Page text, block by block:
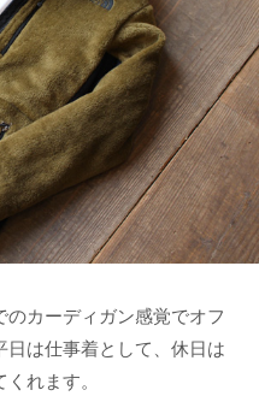
カーディガン感覚でオフ
日は仕事着として、休日は
れます。